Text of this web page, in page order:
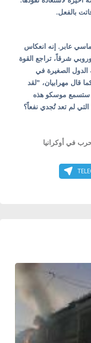
بالفعل.
عابر. إنه انعكاس
شرقاً، تراجع القوة
الدول الصغيرة في
قال مهرابيان، "لقد
ستسمع موسكو هذه
لم تعد تُجدي نفعاً؟
في أوكرانيا